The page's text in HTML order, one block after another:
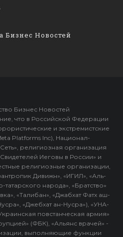
Бизнес Новостей
Бизнес Новостей
что в Российской Федерации
и экстремистские
Platforms Inc), Национал-
религиозная организация
Иеговы в России» и
религиозные организации,
Дивижн», «ИГИЛ», «Аль-
народа», «Братство»
«Талибан», «Джабхат Фатх аш-
«Джебхат ан-Нусра»), «УНА-
повстанческая армия»
(ФБК), «Альянс врачей» -
выполняющие функции